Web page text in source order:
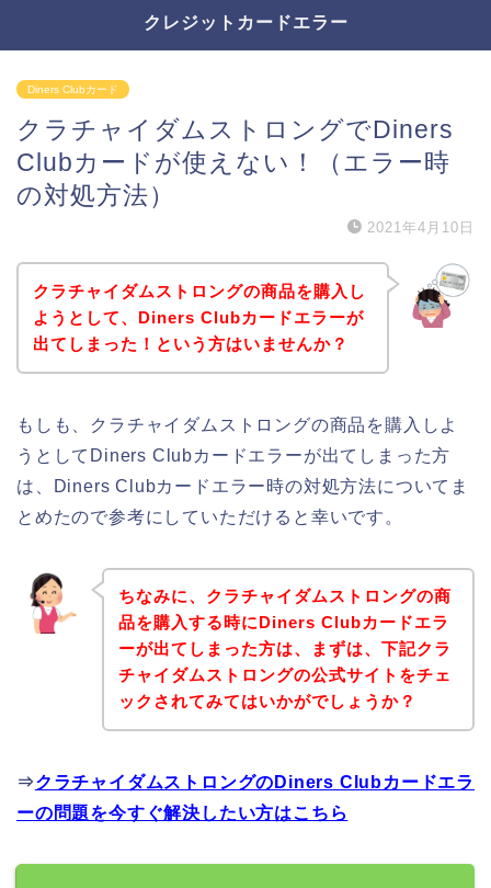
クレジットカードエラー
Diners Clubカード
クラチャイダムストロングでDiners
Clubカードが使えない！（エラー時
の対処方法）
2021年4月10日
クラチャイダムストロングの商品を購入し
ようとして、Diners Clubカードエラーが
出てしまった！という方はいませんか？
もしも、クラチャイダムストロングの商品を購入しよ
うとしてDiners Clubカードエラーが出てしまった方
は、Diners Clubカードエラー時の対処方法についてま
とめたので参考にしていただけると幸いです。
ちなみに、クラチャイダムストロングの商
品を購入する時にDiners Clubカードエラ
ーが出てしまった方は、まずは、下記クラ
チャイダムストロングの公式サイトをチェ
ックされてみてはいかがでしょうか？
⇒クラチャイダムストロングのDiners Clubカードエラ
ーの問題を今すぐ解決したい方はこちら